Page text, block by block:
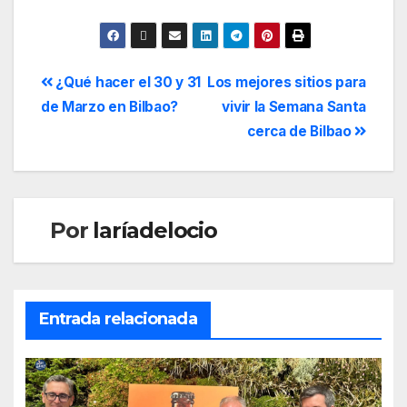
Los mejores sitios para
vivir la Semana Santa
cerca de Bilbao
¿Qué hacer el 30 y 31
de Marzo en Bilbao?
Por laríadelocio
Entrada relacionada